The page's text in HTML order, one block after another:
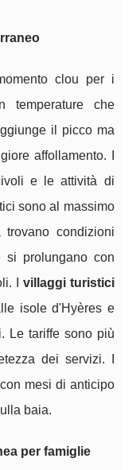
clou per i
temperature che
il picco ma
affollamento. I
e le attività di
sono al massimo
condizioni
prolungano con
I villaggi turistici
isole d'Hyères e
Le tariffe sono più
dei servizi. I
mesi di anticipo
baia.
per famiglie